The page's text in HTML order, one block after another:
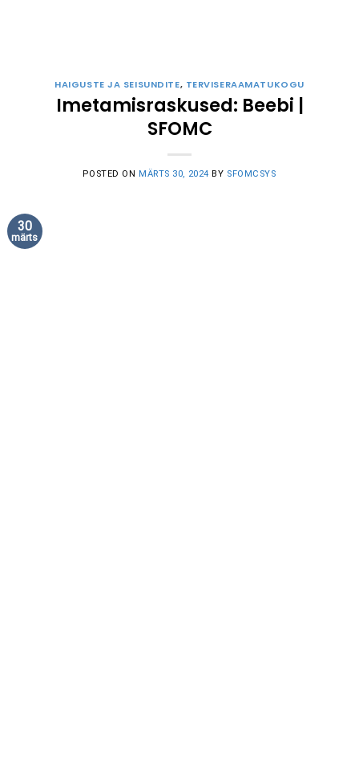
HAIGUSTE JA SEISUNDITE, TERVISERAAMATUKOGU
Imetamisraskused: Beebi |
SFOMC
POSTED ON MÄRTS 30, 2024 BY SFOMCSYS
30
märts